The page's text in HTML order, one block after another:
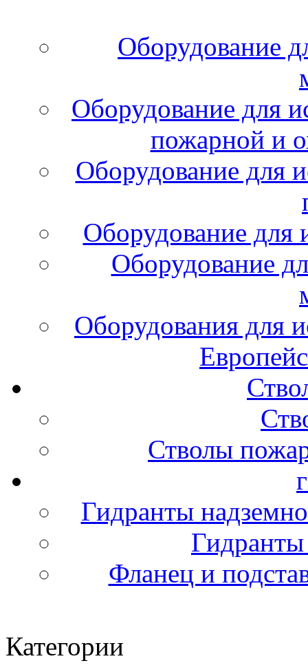
Оборудование
Оборудование для
пожарной и
Оборудование для
Оборудование для
Оборудование
Оборудования для
Стволы
Гидранты
Фланец и
Категории